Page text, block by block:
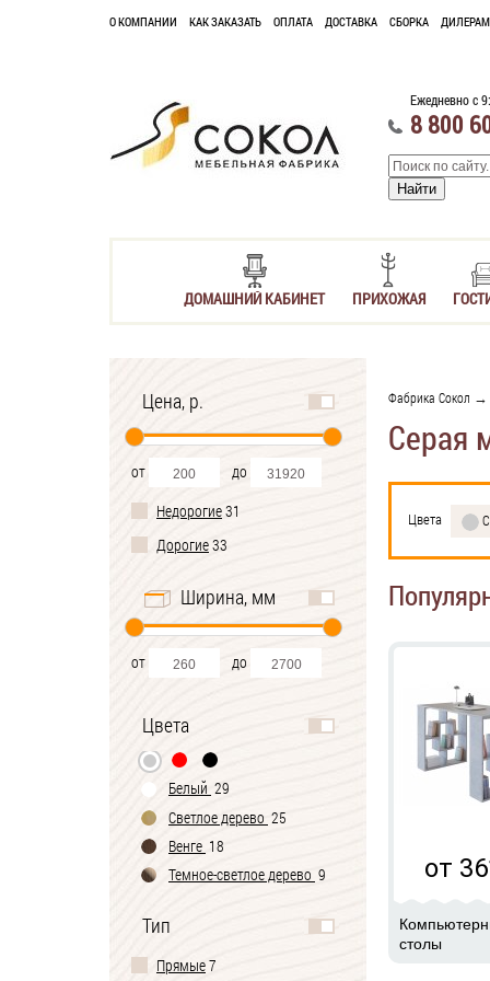
О КОМПАНИИ КАК ЗАКАЗАТЬ ОПЛАТА ДОСТАВКА СБОРКА ДИЛЕРАМ
Ежедневно с
8 800
ДОМАШНИЙ КАБИНЕТ ПРИХОЖАЯ
Цена, р.
от
до
Недорогие31
Дорогие33
Ширина, мм
от до
Цвета
Белый 29
Светлое дерево 25
Венге 18
Темное-cветлое дерево 9
Тип
Прямые7
Фабрика Сокол →
Серая
Цвета
от
столы